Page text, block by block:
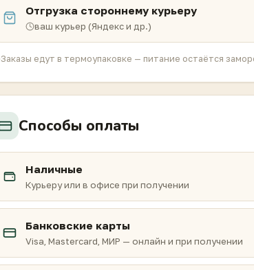
Отгрузка стороннему курьеру
ваш курьер (Яндекс и др.)
Заказы едут в термоупаковке — питание остаётся
Способы оплаты
Наличные
Курьеру или в офисе при получении
Банковские карты
Visa, Mastercard, МИР — онлайн и при получении